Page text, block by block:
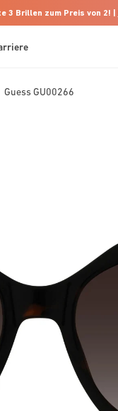
3 Brillen zum Preis von 2! |
Guess GU00266